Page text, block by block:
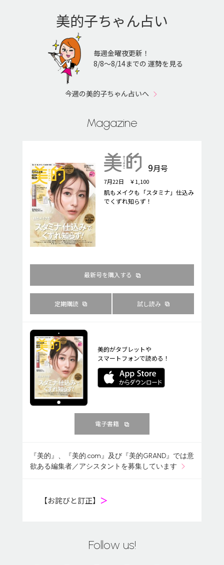
美的子ちゃん占い
毎週金曜夜更新！
8/8〜8/14までの 運勢を見る
今週の美的子ちゃん占いへ
Magazine
9月号
7月22日 ￥1,100
肌もメイクも「スタミナ」仕込み
でくずれ知らず！
最新号を購入する
定期購読 試し読み
美的がタブレットや
スマートフォンで読める！
電子書籍
『美的』、『美的.com』及び『美的GRAND』では意
欲ある編集者／アシスタントを募集しています
【お詫びと訂正】 ＞
Follow us!